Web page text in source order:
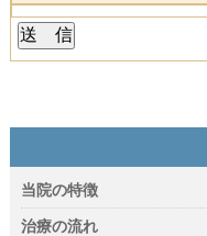
当院の特徴
治療の流れ